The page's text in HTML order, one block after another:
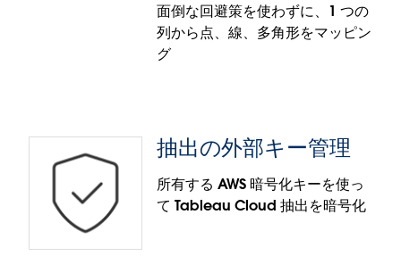
する表が [データモデルの表示] でハイライト表示。
ロジックが正しいことを確認できます。ワークフロ
ーの中で直接、分析の問題点を調べて検討すること
強化されたデータモデル表示の機能は、Tableau
Cloud、Tableau Desktop、Tableau Public で一般
提供されます。
テーブル名のスマートフィルター
テーブルが正確な名前でフィルタリングできるよう
で入力することで、部分文字列が検索されなくなり
ます。
テーブル名のスマートフィルターは、Tableau
Cloud、Tableau Desktop、Tableau Public で一般
提供されます。
面倒な回避策を使わずに、1 つの
列から点、線、多角形をマッピン
グ
Tableau マップ: 混合ジオメトリのサ
抽出の外部キー管理
所有する AWS 暗号化キーを使っ
て Tableau Cloud 抽出を暗号化